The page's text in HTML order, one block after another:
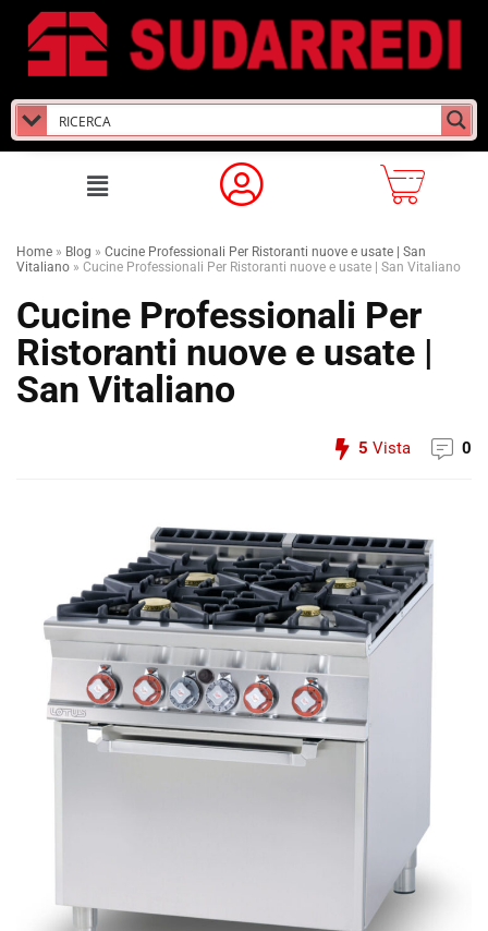
Home » Blog » Cucine Professionali Per Ristoranti nuove e usate | San
Vitaliano » Cucine Professionali Per Ristoranti nuove e usate | San Vitaliano
Cucine Professionali Per
Ristoranti nuove e usate |
San Vitaliano
5 Vista 0